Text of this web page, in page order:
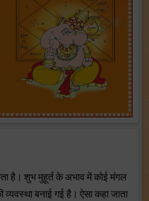
है। शुभ मुहूर्त के अभाव में कोई मंगल
बनाई गई है। ऐसा कहा जाता